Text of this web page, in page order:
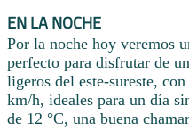
EN LA NOCHE
Por la noche hoy veremos
perfecto para disfrutar de
ligeros del este-sureste,
km/h, ideales para un día
de 12 °C, una buena